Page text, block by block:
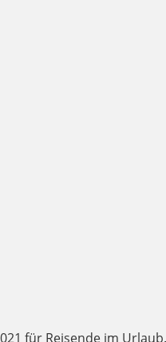
für Reisende im Urlaub.